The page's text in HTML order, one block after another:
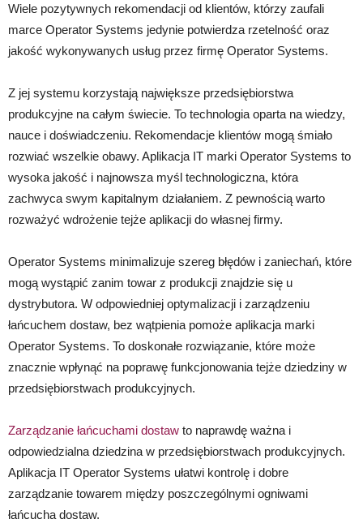
Wiele pozytywnych rekomendacji od klientów, którzy zaufali
marce Operator Systems jedynie potwierdza rzetelność oraz
jakość wykonywanych usług przez firmę Operator Systems.
Z jej systemu korzystają największe przedsiębiorstwa
produkcyjne na całym świecie. To technologia oparta na wiedzy,
nauce i doświadczeniu. Rekomendacje klientów mogą śmiało
rozwiać wszelkie obawy. Aplikacja IT marki Operator Systems to
wysoka jakość i najnowsza myśl technologiczna, która
zachwyca swym kapitalnym działaniem. Z pewnością warto
rozważyć wdrożenie tejże aplikacji do własnej firmy.
Operator Systems minimalizuje szereg błędów i zaniechań, które
mogą wystąpić zanim towar z produkcji znajdzie się u
dystrybutora. W odpowiedniej optymalizacji i zarządzeniu
łańcuchem dostaw, bez wątpienia pomoże aplikacja marki
Operator Systems. To doskonałe rozwiązanie, które może
znacznie wpłynąć na poprawę funkcjonowania tejże dziedziny w
przedsiębiorstwach produkcyjnych.
Zarządzanie łańcuchami dostaw to naprawdę ważna i
odpowiedzialna dziedzina w przedsiębiorstwach produkcyjnych.
Aplikacja IT Operator Systems ułatwi kontrolę i dobre
zarządzanie towarem między poszczególnymi ogniwami
łańcucha dostaw.